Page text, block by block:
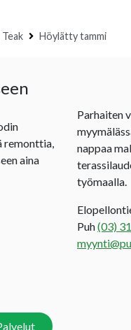
Höylätty tammi
remonttia,
aina
Parhaiten
nappaa
työmaalla.
Puh(03)